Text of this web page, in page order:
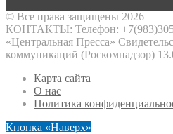
© Все права защищены 2026
КОНТАКТЫ: Телефон:
«Центральная Пресса»
коммуникаций (Роскомнадзор)
Карта сайта
О нас
Политика
Кнопка «Наверх»